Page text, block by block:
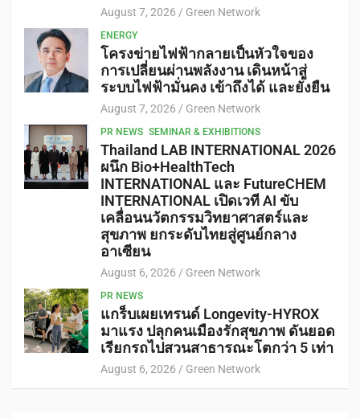
August 7, 2026 Green Network
ENERGY
โครงข่ายไฟฟ้ากลายเป็นหัวใจของ
การเปลี่ยนผ่านพลังงาน เดินหน้าสู่
ระบบไฟฟ้ามั่นคง เข้าถึงได้ และยั่งยืน
August 7, 2026 Green Network
PR NEWS SEMINAR & EXHIBITIONS
Thailand LAB INTERNATIONAL 2026
ผนึก Bio+HealthTech
INTERNATIONAL และ FutureCHEM
INTERNATIONAL เปิดเวที AI ขับ
เคลื่อนนวัตกรรมวิทยาศาสตร์และ
สุขภาพ ยกระดับไทยสู่ศูนย์กลาง
อาเซียน
August 6, 2026 Green Network
PR NEWS
แกร็บเผยเทรนด์ Longevity-HYROX
มาแรง ปลุกคนเมืองรักสุขภาพ ดันยอด
เรียกรถไปสวนสาธารณะโตกว่า 5 เท่า
August 6, 2026 Green Network